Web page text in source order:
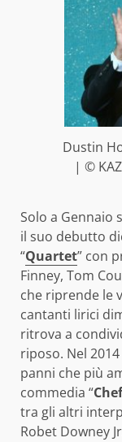
Dustin
| ©
Solo a Gennaio
il suo debutto
“Quartet” con
Finney, Tom
che riprende le
cantanti lirici
ritrova a
riposo. Nel
panni che più
commedia “Chef
tra gli altri
Robet Downey